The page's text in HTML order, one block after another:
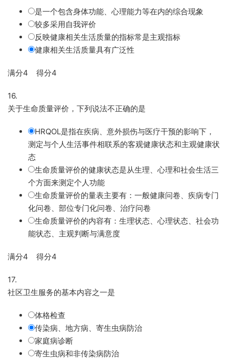
是一个包含身体功能、心理能力等在内的综合现象
较多采用自我评价
反映健康相关生活质量的指标常是主观指标
健康相关生活质量具有广泛性
满分4 得分4
16.
关于生命质量评价，下列说法不正确的是
HRQOL是指在疾病、意外损伤与医疗干预的影响下，
测定与个人生活事件相联系的客观健康状态和主观健康状
态
生命质量评价的健康状态是从生理、心理和社会生活三
个方面来测定个人功能
生命质量评价的量表主要有：一般健康问卷、疾病专门
化问卷、部位专门化问卷、治疗问卷
生命质量评价的内容有：生理状态、心理状态、社会功
能状态、主观判断与满意度
满分4 得分4
17.
社区卫生服务的基本内容之一是
体格检查
传染病、地方病、寄生虫病防治
家庭病诊断
寄生虫病和非传染病防治